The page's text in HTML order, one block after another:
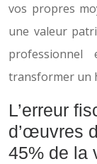
vos propres
une valeur
transformer un
L’erreur
d’œuvres
45% de la